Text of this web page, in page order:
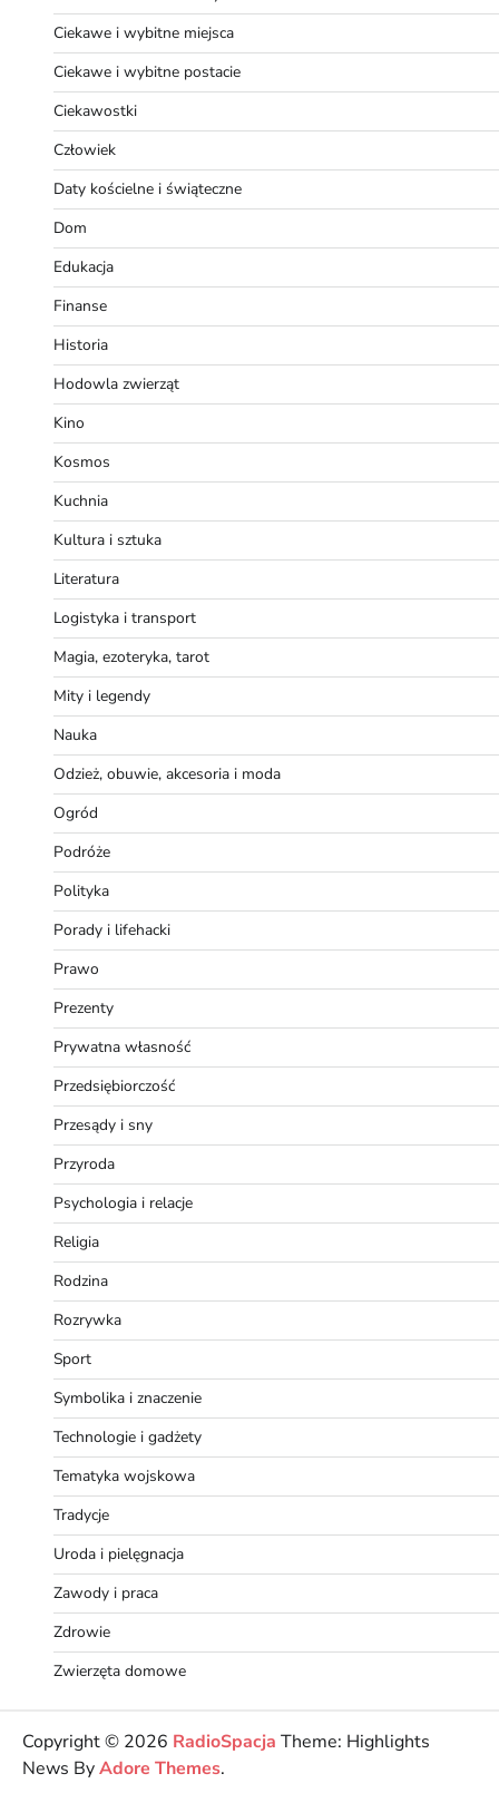
Ciekawe i wybitne miejsca
Ciekawe i wybitne postacie
Ciekawostki
Człowiek
Daty kościelne i świąteczne
Dom
Edukacja
Finanse
Historia
Hodowla zwierząt
Kino
Kosmos
Kuchnia
Kultura i sztuka
Literatura
Logistyka i transport
Magia, ezoteryka, tarot
Mity i legendy
Nauka
Odzież, obuwie, akcesoria i moda
Ogród
Podróże
Polityka
Porady i lifehacki
Prawo
Prezenty
Prywatna własność
Przedsiębiorczość
Przesądy i sny
Przyroda
Psychologia i relacje
Religia
Rodzina
Rozrywka
Sport
Symbolika i znaczenie
Technologie i gadżety
Tematyka wojskowa
Tradycje
Uroda i pielęgnacja
Zawody i praca
Zdrowie
Zwierzęta domowe
Copyright © 2026 RadioSpacja Theme: Highlights
News ByAdore Themes.